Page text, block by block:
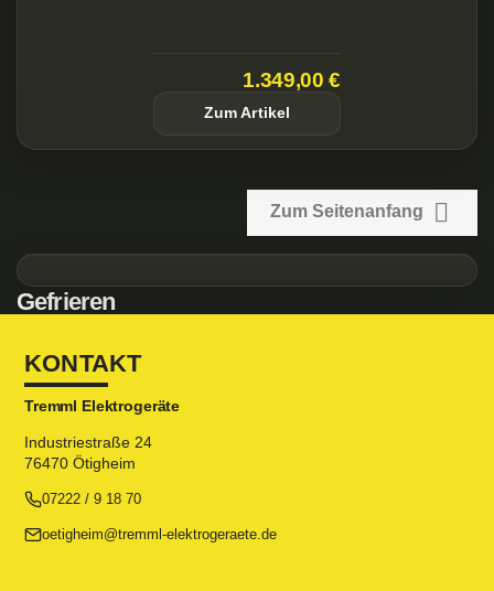
1.349,00 €
Zum Artikel
Zum Seitenanfang 
Gefrieren
KONTAKT
Tremml Elektrogeräte
Industriestraße 24
76470 Ötigheim
07222 / 9 18 70
oetigheim@tremml-elektrogeraete.de